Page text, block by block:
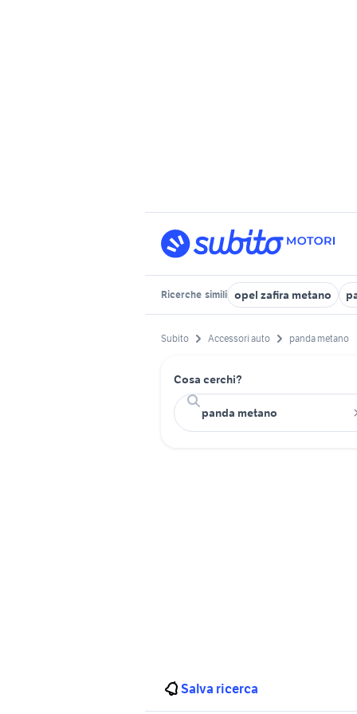
Ricerche simili opel zafira metano
Subito Accessori auto panda metano
Cosa cerchi?
Salva ricerca